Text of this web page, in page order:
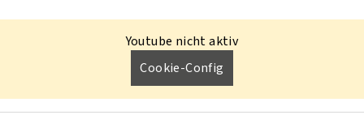
Youtube nicht aktiv
Cookie-Config